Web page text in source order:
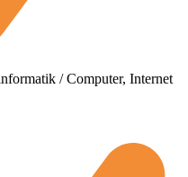
/ Computer, Internet